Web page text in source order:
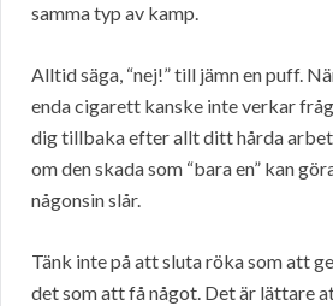
samma typ av kamp.
Alltid säga, “nej!” till jämn en puff.
enda cigarett kanske inte verkar
dig tillbaka efter allt ditt hårda
om den skada som “bara en” kan
någonsin slår.
Tänk inte på att sluta röka som att
det som att få något. Det är lättare